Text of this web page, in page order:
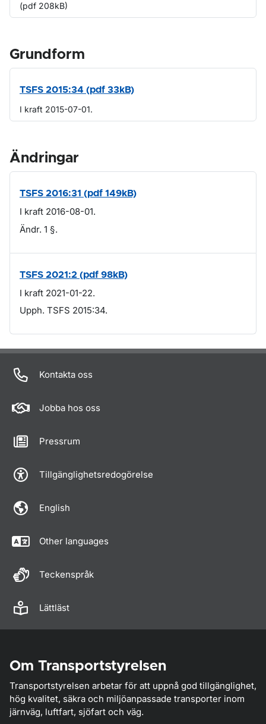
(pdf 208kB)
Grundform
TSFS 2015:34 (pdf 33kB)
I kraft 2015-07-01.
Ändringar
TSFS 2016:31 (pdf 149kB)
I kraft 2016-08-01.
Ändr. 1 §.
TSFS 2021:2 (pdf 98kB)
I kraft 2021-01-22.
Upph. TSFS 2015:34.
Om sidan
Kontakta oss
Jobba hos oss
Pressrum
Tillgänglighetsredogörelse
English
Other languages
Teckenspråk
Lättläst
Om Transportstyrelsen
Transportstyrelsen arbetar för att uppnå god tillgänglighet,
hög kvalitet, säkra och miljöanpassade transporter inom
järnväg, luftfart, sjöfart och väg.